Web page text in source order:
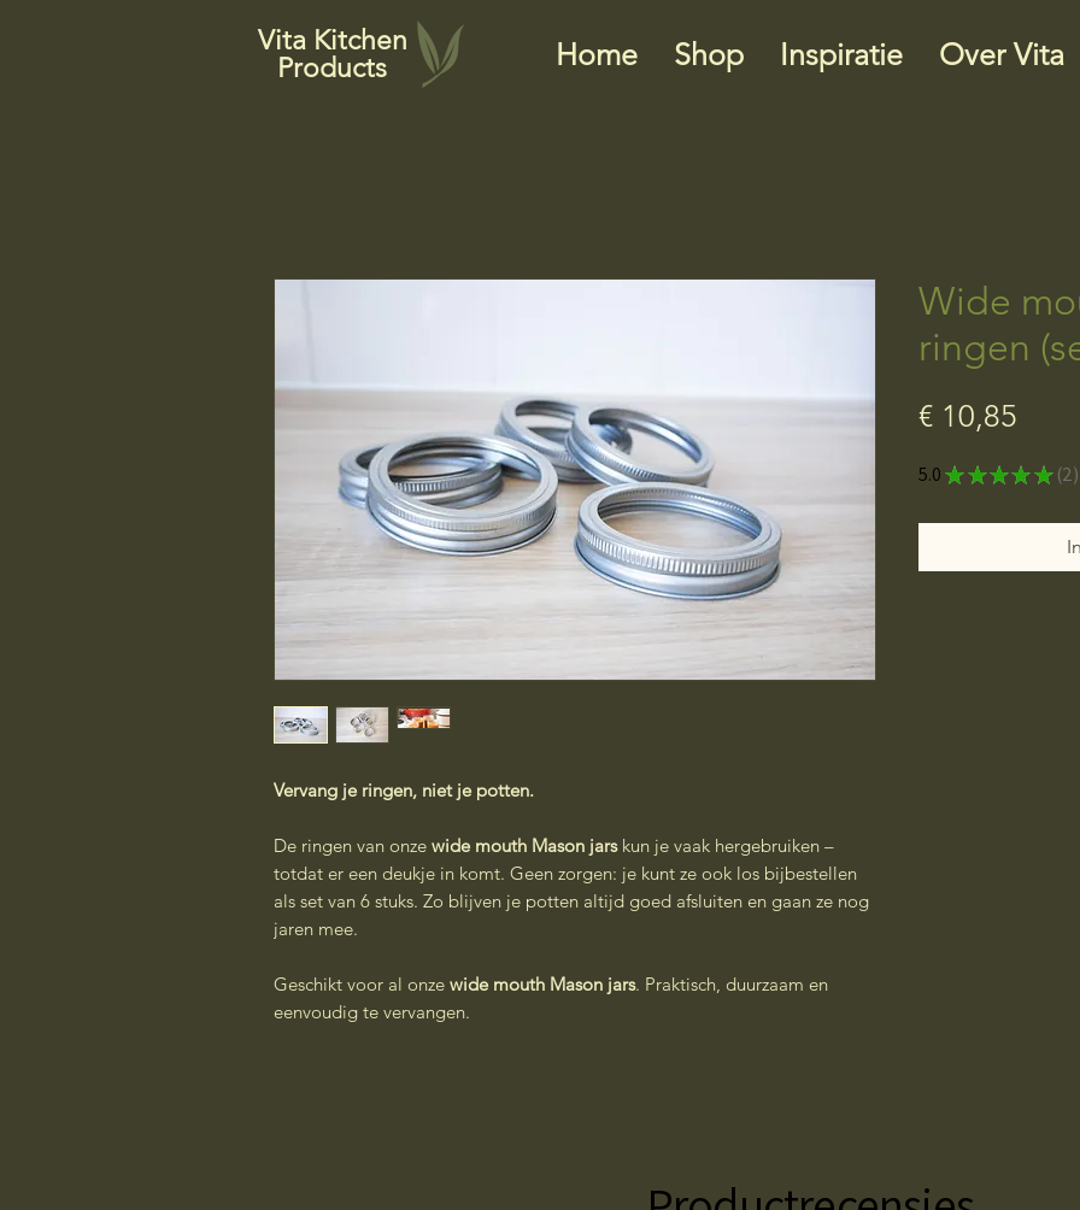
Vita Kitchen
Products
Home Shop Inspiratie Over Vita
Vervang je ringen, niet je potten.
De ringen van onze wide mouth Mason jarskun je vaak hergebruiken –
totdat er een deukje in komt. Geen zorgen: je kunt ze ook los bijbestellen
als set van 6 stuks. Zo blijven je potten altijd goed afsluiten en gaan ze nog
jaren mee.
Geschikt voor al onze wide mouth Mason jars. Praktisch, duurzaam en
eenvoudig te vervangen.
Wide
ringen
€ 10,85
5.0★ ★ ★ ★ ★ 2
2